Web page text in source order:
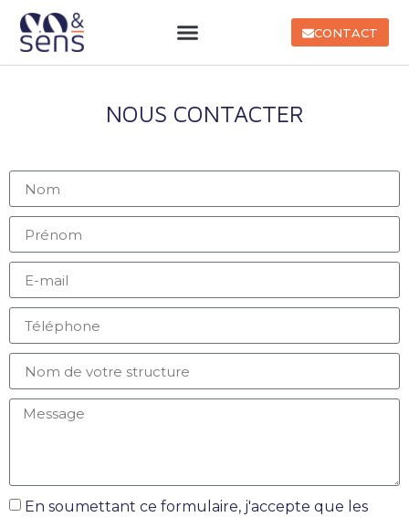
CONTACT
NOUS CONTACTER
En soumettant ce formulaire, j'accepte que les